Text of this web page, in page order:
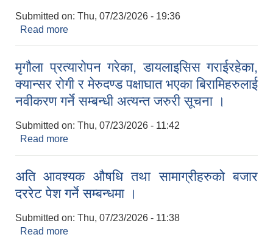
Submitted on: Thu, 07/23/2026 - 19:36
Read more
कार्यक्रमहरुको भौतिक तथा वित्तीय प्रगति सार्वजनिकीकरण
।
मृगौला प्रत्यारोपन गरेका, डायलाइसिस गराईरहेका,
क्यान्सर रोगी र मेरुदण्ड पक्षाघात भएका बिरामिहरुलाई
नवीकरण गर्ने सम्बन्धी अत्यन्त जरुरी सूचना ।
Submitted on: Thu, 07/23/2026 - 11:42
Read more
अति आवश्यक औषधि तथा सामाग्रीहरुको बजार
दररेट पेश गर्ने सम्बन्धमा ।
Submitted on: Thu, 07/23/2026 - 11:38
Read more